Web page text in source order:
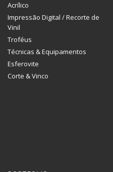
Acrílico
Impressão Digital / Recorte de
Vinil
Troféus
Técnicas & Equipamentos
Esferovite
Corte & Vinco